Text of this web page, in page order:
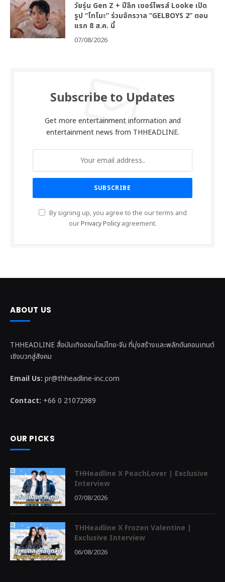
วัยรุ่น Gen Z + ปีลึก เซอร์ไพรส์ Looke เปิด
รูป “โทโมะ” ร่วมจักรวาล “GELBOYS 2” ตอน
แรก 8 ส.ค. นี้
07/08/2026
Subscribe to Updates
Get more entertainment information and
entertainment news from THHEADLINE.
By signing up, you agree to the our terms and
ourPrivacy Policyagreement.
ABOUT US
THHEADLINE สื่อบันเทิงออนไลน์ไทย-จีน ที่มุ่งสร้างและพลักดันคอนเทนต์
เชิงบวกสู่สังคม
Email Us: pr@thheadline-inc.com
Contact: +66 0 21072989
OUR PICKS
THHeadline X PeachLover | Exclusive
Interview
07/08/2026
THHeadline X Frozen Valentine |
Exclusive Interview
06/08/2026